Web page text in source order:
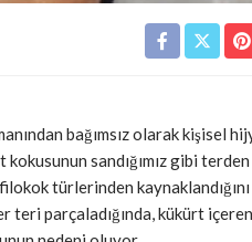
bağımsız olarak kişisel
sandığımız gibi
türlerinden
teri parçaladığında, kükürt